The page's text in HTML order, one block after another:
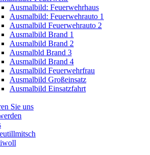
Ausmalbild: Feuerwehrhaus
Ausmalbild: Feuerwehrauto 1
Ausmalbild Feuerwehrauto 2
Ausmalbild Brand 1
Ausmalbild Brand 2
Ausmalbld Brand 3
Ausmalbild Brand 4
Ausmalbild Feuerwehrfrau
Ausmalbild Großeinsatz
Ausmalbild Einsatzfahrt
Sie uns